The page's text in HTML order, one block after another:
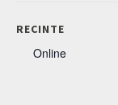
RECINTE
Online